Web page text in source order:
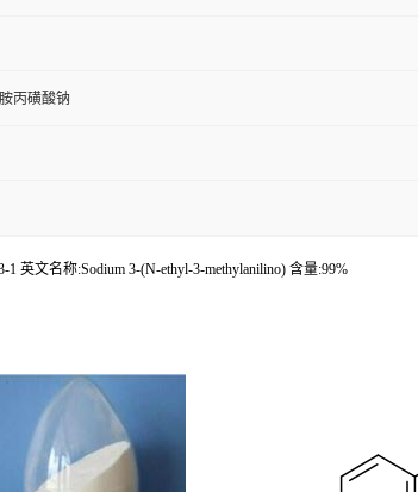
丙磺酸钠
英文名称:Sodium 3-(N-ethyl-3-methylanilino) 含量:99%